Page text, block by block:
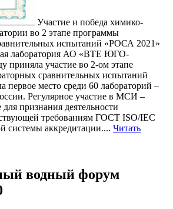
Участие и победа химико-
во 2 этапе программы
испытаний «РОСА 2021»
лаборатория АО «ВТЕ ЮГО-
участие во 2-ом этапе
сравнительных испытаний
первое место среди 60 лабораторий –
Регулярное участие в МСИ –
для признания деятельности
требованиям ГОСТ ISO/IEC
системы аккредитации.... Читать
водный форум